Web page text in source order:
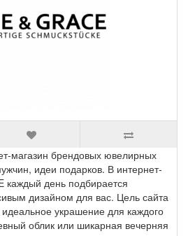
магазин брендовых ювелирных
идеи подарков. В интернет-
каждый день подбирается
дизайном для вас. Цель сайта
украшение для каждого
облик или шикарная вечерняя